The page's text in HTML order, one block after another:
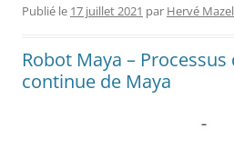
Publié le 17 juillet 2021 par Hervé
Robot Maya –
continue de Maya
–